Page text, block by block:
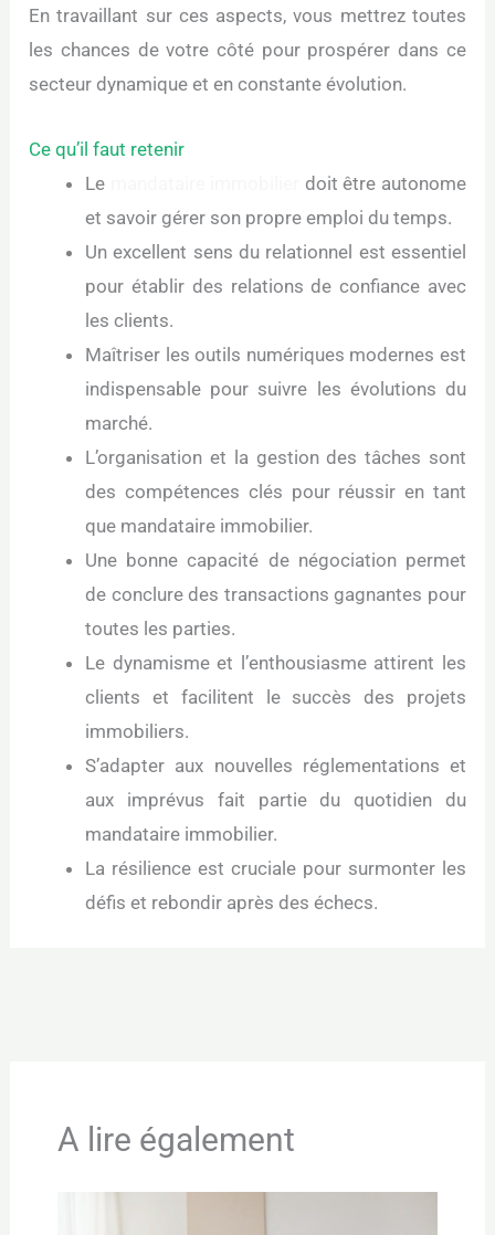
En travaillant sur ces aspects, vous mettrez toutes
les chances de votre côté pour prospérer dans ce
secteur dynamique et en constante évolution.
Ce qu’il faut retenir
Le
doit être autonome
et savoir gérer son propre emploi du temps.
Un excellent sens du relationnel est essentiel
pour établir des relations de confiance avec
les clients.
Maîtriser les outils numériques modernes est
indispensable pour suivre les évolutions du
marché.
L’organisation et la gestion des tâches sont
des compétences clés pour réussir en tant
que mandataire immobilier.
Une bonne capacité de négociation permet
de conclure des transactions gagnantes pour
toutes les parties.
Le dynamisme et l’enthousiasme attirent les
clients et facilitent le succès des projets
immobiliers.
S’adapter aux nouvelles réglementations et
aux imprévus fait partie du quotidien du
mandataire immobilier.
La résilience est cruciale pour surmonter les
défis et rebondir après des échecs.
A lire également